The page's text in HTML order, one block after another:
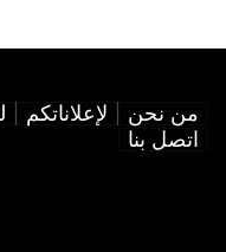
من نحن لإعلاناتكم
اتصل بنا